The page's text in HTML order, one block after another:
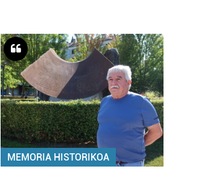
MEMORIA HISTORIKOA